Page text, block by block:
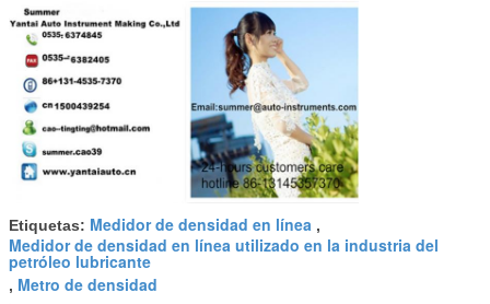
Etiquetas: Medidor de densidad en línea ,
Medidor de densidad en línea utilizado en la industria del
petróleo lubricante
, Metro de densidad